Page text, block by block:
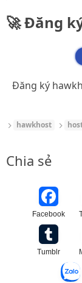
🚀 Đăng
Đăng ký
hawkhost
Chia sẻ
Facebook
Tumblr